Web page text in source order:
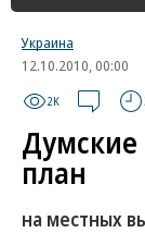
Украина
12.10.2010, 00:00
2K
план
на местных